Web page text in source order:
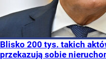
Blisko 200 tys. takich
przekazują sobie